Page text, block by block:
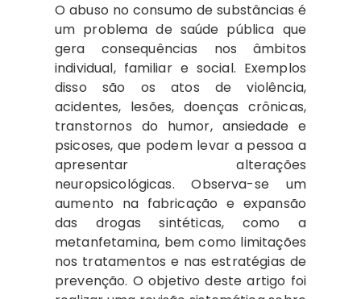
O abuso no consumo de substâncias é
um problema de saúde pública que
gera consequências nos âmbitos
individual, familiar e social. Exemplos
disso são os atos de violência,
acidentes, lesões, doenças crônicas,
transtornos do humor, ansiedade e
psicoses, que podem levar a pessoa a
apresentar alterações
neuropsicológicas. Observa-se um
aumento na fabricação e expansão
das drogas sintéticas, como a
metanfetamina, bem como limitações
nos tratamentos e nas estratégias de
prevenção. O objetivo deste artigo foi